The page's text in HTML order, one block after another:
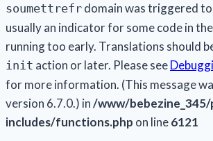
soumettrefr domain was triggered
usually an indicator for some code in
running too early. Translations should
init action or later. Please see
for more information. (This message
version 6.7.0.) in/www/
includes/functions.php on line6121